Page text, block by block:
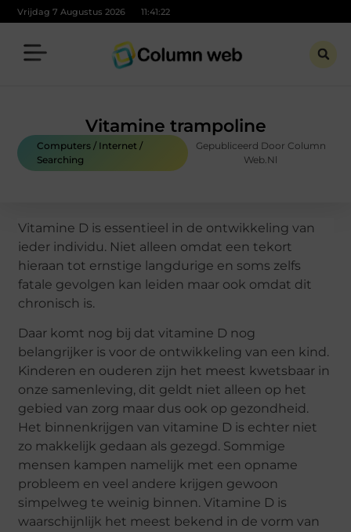
Vrijdag 7 Augustus 2026 11:41:23
Vitamine trampoline
Computers / Internet /
Searching
Gepubliceerd Door Column
Web.nl
Vitamine D is essentieel in de ontwikkeling van
ieder individu. Niet alleen omdat een tekort
hieraan tot ernstige langdurige en soms zelfs
fatale gevolgen kan leiden maar ook omdat dit
chronisch is.
Daar komt nog bij dat vitamine D nog
belangrijker is voor de ontwikkeling van een kind.
Kinderen en ouderen zijn het meest kwetsbaar in
onze samenleving, dit geldt niet alleen op het
gebied van zorg maar dus ook op gezondheid.
Het binnenkrijgen van vitamine D is echter niet
zo makkelijk gedaan als gezegd. Sommige
mensen kampen namelijk met een opname
probleem en veel andere krijgen gewoon
simpelweg te weinig binnen. Vitamine D is
waarschijnlijk het meest bekend in de vorm van